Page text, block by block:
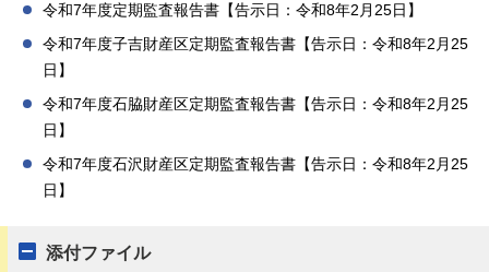
令和7年度定期監査報告書【告示日：令和8年2月25日】
令和7年度子吉財産区定期監査報告書【告示日：令和8年2月25
日】
令和7年度石脇財産区定期監査報告書【告示日：令和8年2月25
日】
令和7年度石沢財産区定期監査報告書【告示日：令和8年2月25
日】
添付ファイル